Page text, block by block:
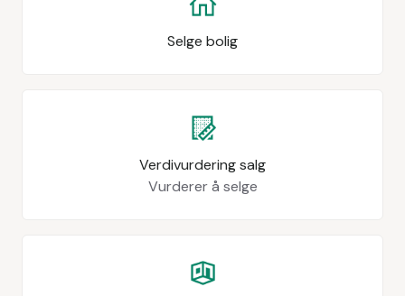
Selge bolig
Verdivurdering salg
Vurderer å selge